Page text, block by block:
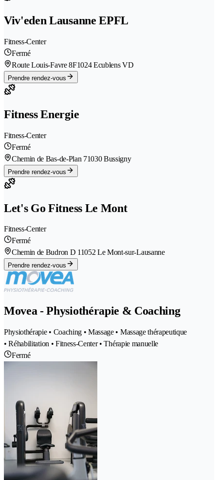
Viv'eden Lausanne EPFL
Fitness-Center
Fermé
Route Louis-Favre 8F1024 Ecublens VD
Prendre rendez-vous
Fitness Energie
Fitness-Center
Fermé
Chemin de Bas-de-Plan 71030 Bussigny
Prendre rendez-vous
Let's Go Fitness Le Mont
Fitness-Center
Fermé
Chemin de Budron D 11052 Le Mont-sur-Lausanne
Prendre rendez-vous
Movea - Physiothérapie & Coaching
Physiothérapie • Coaching • Massage • Massage thérapeutique
• Réhabilitation • Fitness-Center • Thérapie manuelle
Fermé